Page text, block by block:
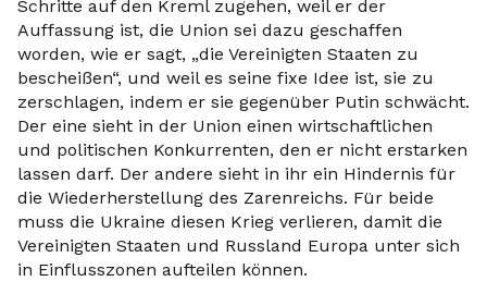
Schritte auf den Kreml zugehen, weil er der
Auffassung ist, die Union sei dazu geschaffen
worden, wie er sagt, „die Vereinigten Staaten zu
bescheißen“, und weil es seine fixe Idee ist, sie zu
zerschlagen, indem er sie gegenüber Putin schwächt.
Der eine sieht in der Union einen wirtschaftlichen
und politischen Konkurrenten, den er nicht erstarken
lassen darf. Der andere sieht in ihr ein Hindernis für
die Wiederherstellung des Zarenreichs. Für beide
muss die Ukraine diesen Krieg verlieren, damit die
Vereinigten Staaten und Russland Europa unter sich
in Einflusszonen aufteilen können.